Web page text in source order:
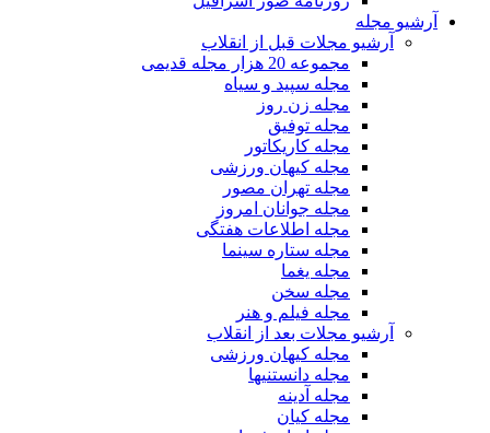
آرشیو مجله
آرشیو مجلات قبل از انقلاب
مجموعه 20 هزار مجله قدیمی
مجله سپید و سیاه
مجله زن روز
مجله توفیق
مجله کاریکاتور
مجله کیهان ورزشی
مجله تهران مصور
مجله جوانان امروز
مجله اطلاعات هفتگی
مجله ستاره سینما
مجله یغما
مجله سخن
مجله فیلم و هنر
آرشیو مجلات بعد از انقلاب
مجله کیهان ورزشی
مجله دانستنیها
مجله آدینه
مجله کیان